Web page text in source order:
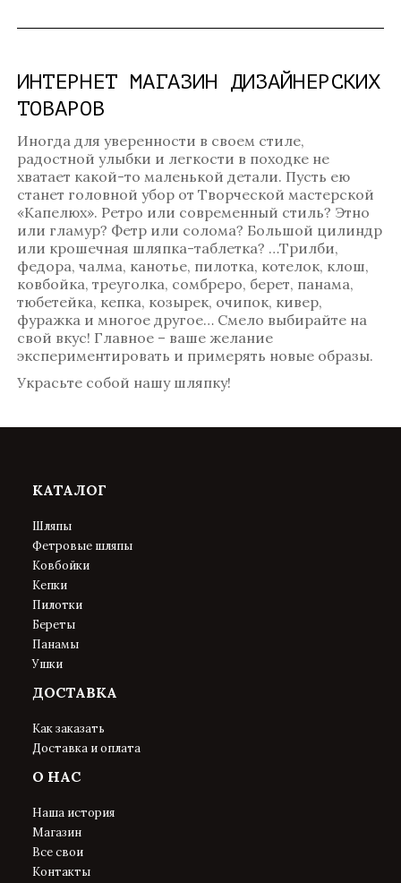
ИНТЕРНЕТ МАГАЗИН ДИЗАЙНЕРСКИХ
ТОВАРОВ
Иногда для уверенности в своем стиле,
радостной улыбки и легкости в походке не
хватает какой-то маленькой детали. Пусть ею
станет головной убор от Творческой мастерской
«Капелюх». Ретро или современный стиль? Этно
или гламур? Фетр или солома? Большой цилиндр
или крошечная шляпка-таблетка? …Трилби,
федора, чалма, канотье, пилотка, котелок, клош,
ковбойка, треуголка, сомбреро, берет, панама,
тюбетейка, кепка, козырек, очипок, кивер,
фуражка и многое другое… Смело выбирайте на
свой вкус! Главное – ваше желание
экспериментировать и примерять новые образы.
Украсьте собой нашу шляпку!
КАТАЛОГ
Шляпы
Фетровые шляпы
Ковбойки
Кепки
Пилотки
Береты
Панамы
Ушки
ДОСТАВКА
Как заказать
Доставка и оплата
О НАС
Наша история
Магазин
Все свои
Контакты